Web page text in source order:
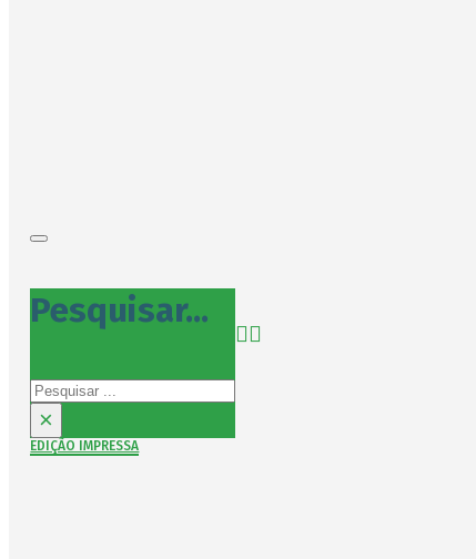
Pesquisar...
Pesquisar
×
EDIÇÃO IMPRESSA